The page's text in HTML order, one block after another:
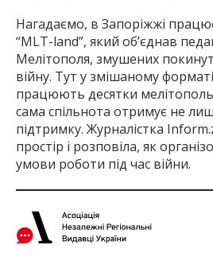
Нагадаємо, в Запоріжжі
“MLT-land”, який об’єднав
Мелітополя, змушених
війну. Тут у змішаному
працюють десятки
сама спільнота отримує не
підтримку. Журналістка
простір і розповіла, як
умови роботи під час війни.